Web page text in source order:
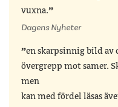
vuxna.
Dagens Nyheter
en skarpsinnig bild av
övergrepp mot samer.
men
kan med fördel läsas